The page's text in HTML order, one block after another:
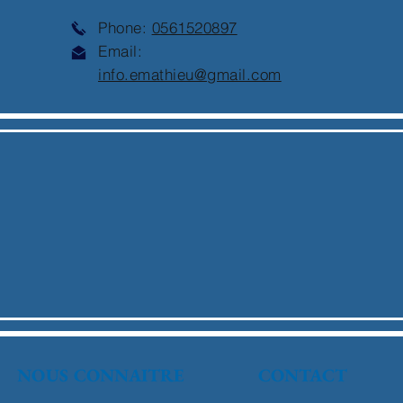
Phone: 0561520897
Email:
info.emathieu@gmail.com
NOUS CONNAITRE CONTACT